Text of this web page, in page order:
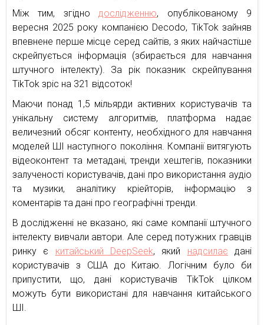
Між тим, згіднодослідженню, опублікованому 9
вересня 2025 року компанією Decodo, TikTok зайняв
впевнене перше місце серед сайтів, з яких найчастіше
скрейпується інформація (збирається для навчання
штучного інтелекту). За рік показник скрейпування
TikTok зріс на 321 відсоток!
Маючи понад 1,5 мільярди активних користувачів та
унікальну систему алгоритмів, платформа надає
величезний обсяг контенту, необхідного для навчання
моделей ШІ наступного покоління. Компанії витягують
відеоконтент та метадані, тренди хештегів, показники
залученості користувачів, дані про використання аудіо
та музики, аналітику кріейторів, інформацію з
коментарів та дані про географічні тренди.
В дослідженні не вказано, які саме компанії штучного
інтелекту вивчали автори. Але серед потужних гравців
ринку є китайський DeepSeek, який надсилає дані
користувачів з США до Китаю. Логічним було би
припустити, що, дані користувачів TikTok цілком
можуть бути використані для навчання китайського
ШІ.